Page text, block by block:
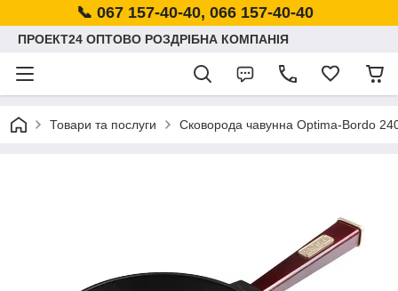
📞 067 157-40-40, 066 157-40-40
ПРОЕКТ24 ОПТОВО РОЗДРІБНА КОМПАНІЯ
Товари та послуги Сковорода чавунна Optima-Bordo